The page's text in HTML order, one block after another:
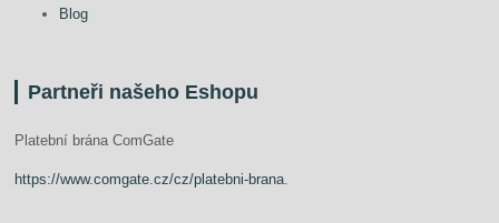
Blog
Partneři našeho Eshopu
Platební brána ComGate
https://www.comgate.cz/cz/platebni-brana